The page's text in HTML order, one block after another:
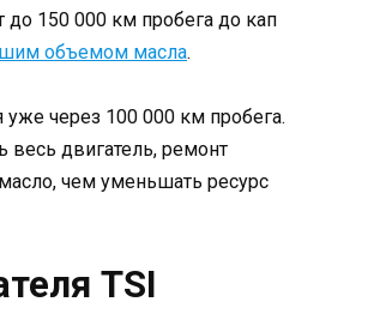
до 150 000 км пробега до кап
объемом масла.
через 100 000 км пробега.
весь двигатель, ремонт
чем уменьшать ресурс
TSI